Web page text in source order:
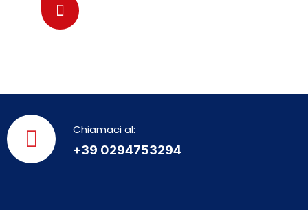
Chiamaci al:
+39 0294753294